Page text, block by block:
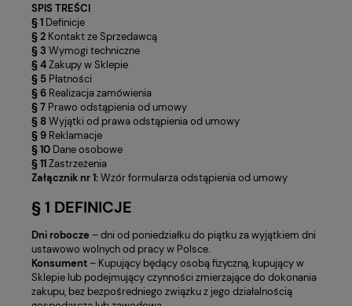
SPIS TREŚCI
§ 1 Definicje
§ 2 Kontakt ze Sprzedawcą
§ 3 Wymogi techniczne
§ 4Zakupy w Sklepie
§ 5 Płatności
§ 6 Realizacja zamówienia
§ 7 Prawo odstąpienia od umowy
§ 8Wyjątki od prawa odstąpienia od umowy
§ 9 Reklamacje
§ 10 Dane osobowe
§ 11Zastrzeżenia
Załącznik nr 1:Wzór formularza odstąpienia od umowy
§ 1 DEFINICJE
Dni robocze– dni od poniedziałku do piątku za wyjątkiem dni
ustawowo wolnych od pracy w Polsce.
Konsument– Kupujący będący osobą fizyczną, kupujący w
Sklepie lub podejmujący czynności zmierzające do dokonania
zakupu, bez bezpośredniego związku z jego działalnością